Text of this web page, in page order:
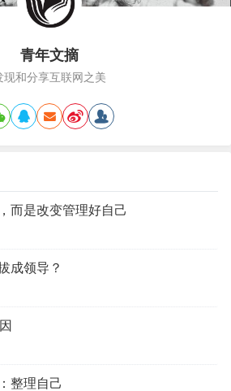
青年文摘
现和分享互联网之美
而是改变管理好自己
成领导？
整理自己